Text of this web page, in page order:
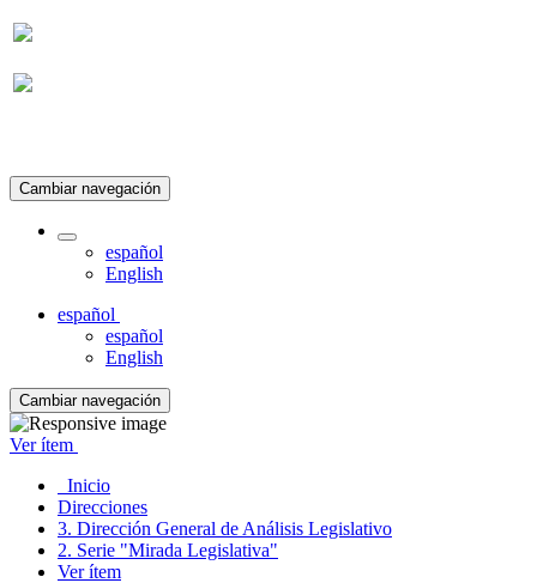
Cambiar navegación
español
English
español
español
English
Cambiar navegación
Ver ítem
Inicio
Direcciones
3. Dirección General de Análisis Legislativo
2. Serie "Mirada Legislativa"
Ver ítem